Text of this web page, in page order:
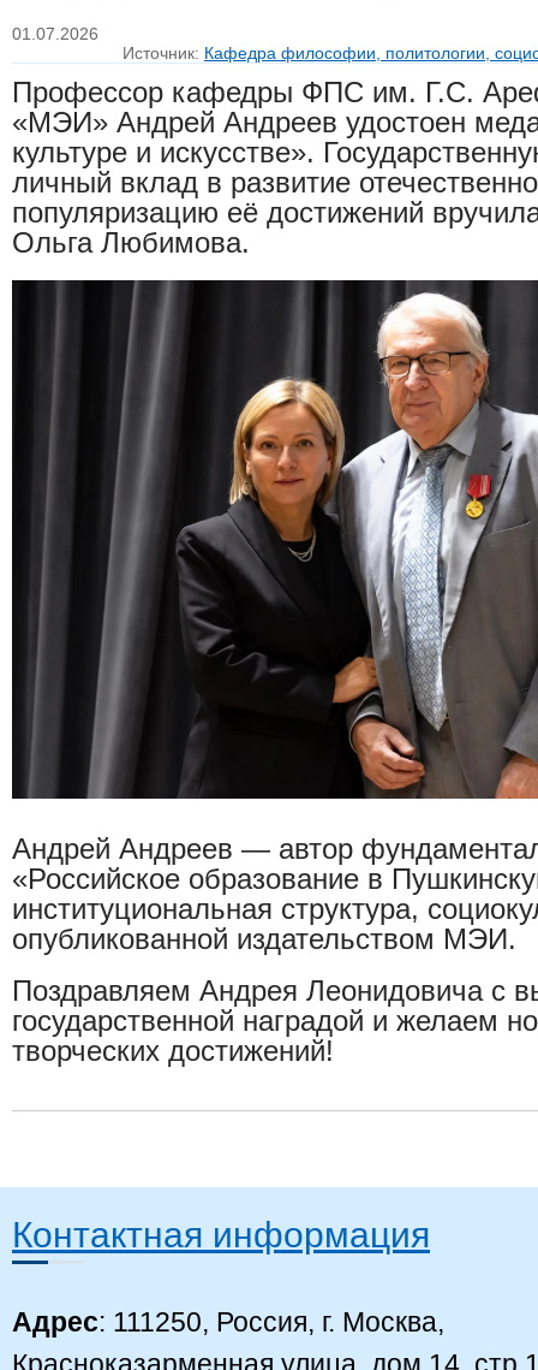
01.07.2026
Источник: Кафедра философии, политологии,
Профессор кафедры ФПС им. Г.С.
«МЭИ» Андрей Андреев удостоен
культуре и искусстве».
личный вклад в развитие
популяризацию её достижений
Ольга Любимова.
Андрей Андреев — автор
«Российское образование в
институциональная структура,
опубликованной издательством МЭИ.
Поздравляем Андрея Леонидовича с
государственной наградой и желаем
творческих достижений!
Контактная информация
Адрес: 111250, Россия, г. Москва,